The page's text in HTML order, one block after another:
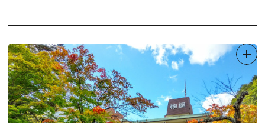
日帰り入浴もできますので、お気軽にご利用下さい。